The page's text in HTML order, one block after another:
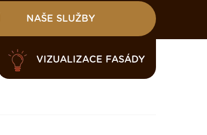
NAŠE SLUŽBY
VIZUALIZACE FASÁDY